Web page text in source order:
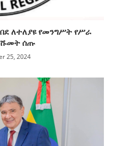
ለተለያዩ የመንግሥት የሥራ
ሰጡ
25, 2024